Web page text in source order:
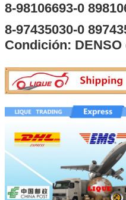
8-98106693-0
8-97435030-0
Condición: